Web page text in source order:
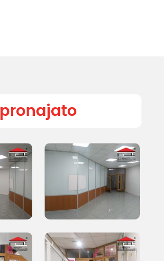
pronajato